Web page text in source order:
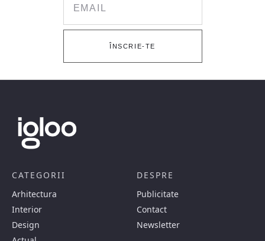
ÎNSCRIE-TE
CATEGORII
Arhitectura
Interior
Design
DESPRE
Publicitate
Contact
Newsletter